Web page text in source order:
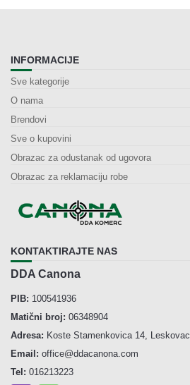
INFORMACIJE
Sve kategorije
O nama
Brendovi
Sve o kupovini
Obrazac za odustanak od ugovora
Obrazac za reklamaciju robe
KONTAKTIRAJTE NAS
DDA Canona
PIB: 100541936
Matični broj: 06348904
Adresa: Koste Stamenkovica 14, Leskovac
Email: office@ddacanona.com
Tel: 016213223